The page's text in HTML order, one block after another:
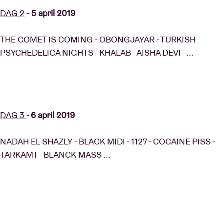
DAG 2 - 5 april 2019
THE COMET IS COMING - OBONGJAYAR - TURKISH
PSYCHEDELICA NIGHTS - KHALAB - AISHA DEVI - ...
DAG 3 - 6 april 2019
NADAH EL SHAZLY - BLACK MIDI - 1127 - COCAINE PISS -
TARKAMT - BLANCK MASS ...